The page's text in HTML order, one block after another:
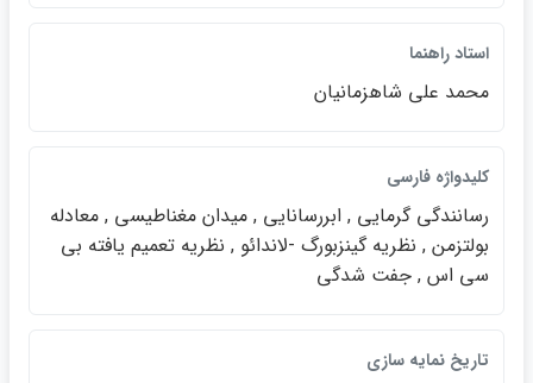
استاد راهنما
محمد علي شاهزمانيان
كليدواژه فارسي
رسانندگي گرمايي , ابررسانايي , ميدان مغناطيسي , معادله
بولتزمن , نظريه گينزبورگ -لاندائو , نظريه تعميم يافته بي
سي اس , جفت شدگي
تاريخ نمايه سازي